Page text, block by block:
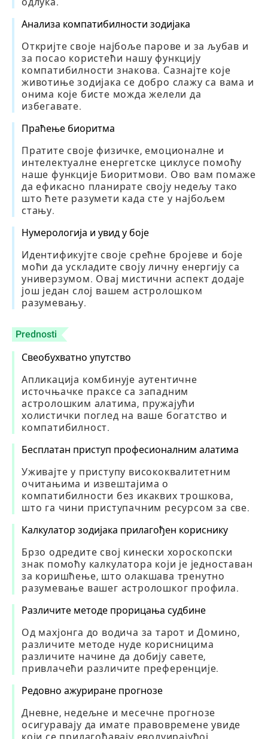
Анализа компатибилности зодијака
Откријте своје најбоље парове и за љубав и
за посао користећи нашу функцију
компатибилности знакова. Сазнајте које
животиње зодијака се добро слажу са вама и
онима које бисте можда желели да
избегавате.
Праћење биоритма
Пратите своје физичке, емоционалне и
интелектуалне енергетске циклусе помоћу
наше функције Биоритмови. Ово вам помаже
да ефикасно планирате своју недељу тако
што ћете разумети када сте у најбољем
стању.
Нумерологија и увид у боје
Идентификујте своје срећне бројеве и боје
моћи да ускладите своју личну енергију са
универзумом. Овај мистични аспект додаје
још један слој вашем астролошком
разумевању.
Prednosti
Свеобухватно упутство
Апликација комбинује аутентичне
источњачке праксе са западним
астролошким алатима, пружајући
холистички поглед на ваше богатство и
компатибилност.
Бесплатан приступ професионалним алатима
Уживајте у приступу висококвалитетним
очитањима и извештајима о
компатибилности без икаквих трошкова,
што га чини приступачним ресурсом за све.
Калкулатор зодијака прилагођен кориснику
Брзо одредите свој кинески хороскопски
знак помоћу калкулатора који је једноставан
за коришћење, што олакшава тренутно
разумевање вашег астролошког профила.
Различите методе прорицања судбине
Од махјонга до водича за тарот и Домино,
различите методе нуде корисницима
различите начине да добију савете,
привлачећи различите преференције.
Редовно ажуриране прогнозе
Дневне, недељне и месечне прогнозе
осигуравају да имате правовремене увиде